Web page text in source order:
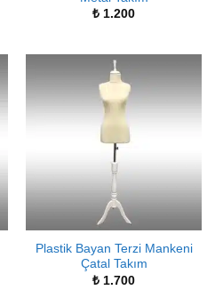
₺ 1.200
Plastik Bayan Terzi Mankeni
Çatal Takım
₺ 1.700